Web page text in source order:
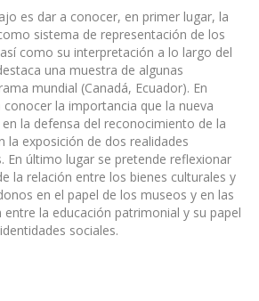
es dar a conocer, en primer lugar, la
sistema de representación de los
como su interpretación a lo largo del
una muestra de algunas
mundial (Canadá, Ecuador). En
la importancia que la nueva
la defensa del reconocimiento de la
la exposición de dos realidades
En último lugar se pretende reflexionar
la relación entre los bienes culturales y
en el papel de los museos y en las
entre la educación patrimonial y su papel
sociales.